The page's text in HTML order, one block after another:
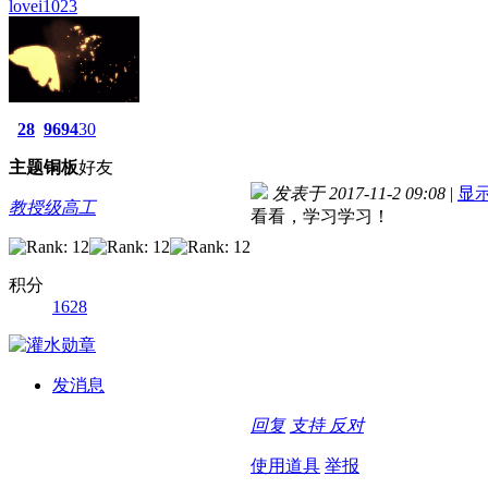
lovei1023
28
主题
9694
铜板
30
好友
教授级高工
积分
1628
发消息
发表于 2017-11-2 09:08 | 显
看看，学习学习！
回复 支持 反对
使用道具 举报